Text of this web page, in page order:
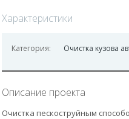
Характеристики
Категория: Очистка кузова
Описание проекта
Очистка пескоструйным